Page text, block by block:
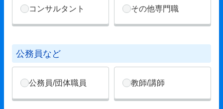
コンサルタント その他専門職
公務員など
公務員/団体職員 教師/講師